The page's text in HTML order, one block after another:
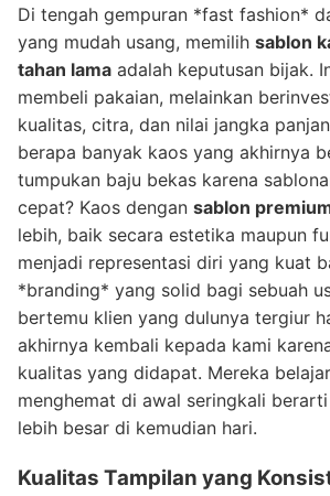
Di tengah gempuran *fast fashion*
yang mudah usang, memilih sablon
tahan lama adalah keputusan bijak.
membeli pakaian, melainkan
kualitas, citra, dan nilai jangka
berapa banyak kaos yang akhirnya
tumpukan baju bekas karena
cepat? Kaos dengan sablon
lebih, baik secara estetika maupun
menjadi representasi diri yang kuat
*branding* yang solid bagi sebuah
bertemu klien yang dulunya tergiur
akhirnya kembali kepada kami
kualitas yang didapat. Mereka
menghemat di awal seringkali
lebih besar di kemudian hari.
Kualitas Tampilan yang